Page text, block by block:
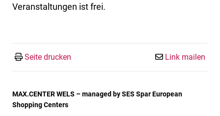
Veranstaltungen ist frei.
Seite drucken Link mailen
MAX.CENTER WELS – managed by SES Spar European
Shopping Centers